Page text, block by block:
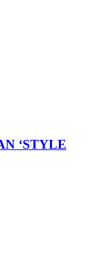
‘STYLE